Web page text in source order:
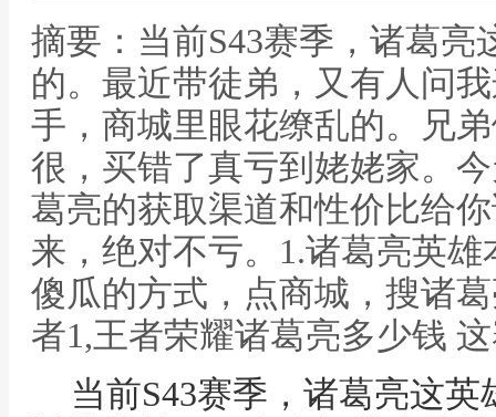
摘要：当前S43赛季，诸葛亮
的。最近带徒弟，又有人问
手，商城里眼花缭乱的。兄
很，买错了真亏到姥姥家。
葛亮的获取渠道和性价比给
来，绝对不亏。1.诸葛亮英
傻瓜的方式，点商城，搜诸
者1,王者荣耀诸葛亮多少钱
当前S43赛季，诸葛亮这